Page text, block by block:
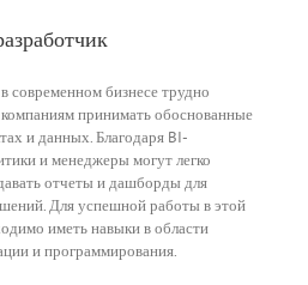
современном бизнесе трудно
принимать обоснованные
и данных. Благодаря BI-
и менеджеры могут легко
отчеты и дашборды для
Для успешной работы в этой
иметь навыки в области
и программирования.